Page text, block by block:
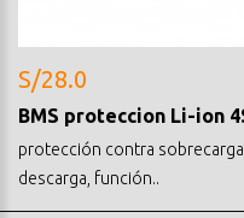
S/28.0
BMS proteccion Li-ion
protección contra
descarga, función..